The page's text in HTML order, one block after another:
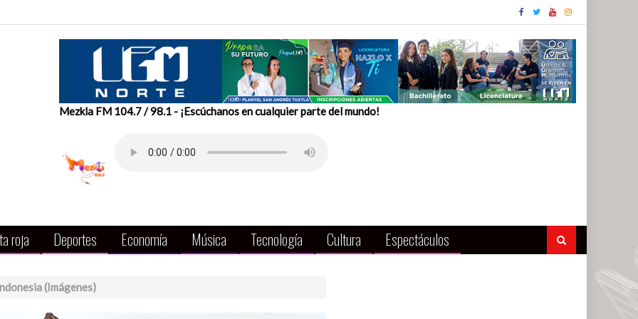
Mezkla FM 104.7 / 98.1 - ¡Escúchanos en cualquier parte del mundo!
roja Deportes Economía Música Tecnología Cultura Espectáculos
(Imágenes)